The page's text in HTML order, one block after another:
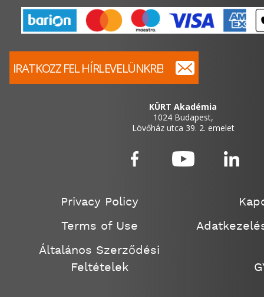
KÜRT Akadémia
1024 Budapest,
Lövőház utca 39. 2. emelet
IRATKOZZ FEL HÍRLEVELÜNKRE!
Privacy Policy
Terms of Use
Általános Szerződési
Feltételek